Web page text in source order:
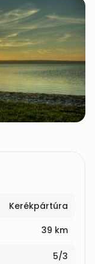
Kerékpártúra
39 km
5/3